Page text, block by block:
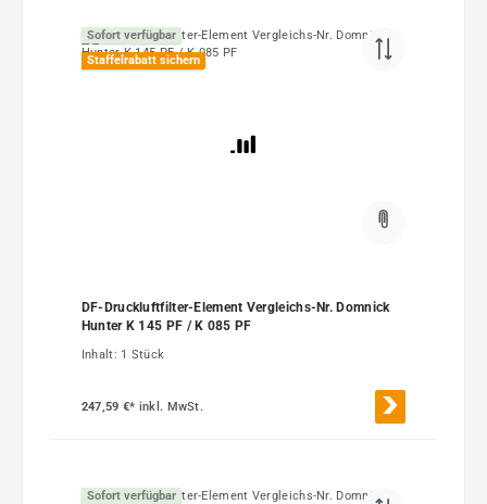
Sofort verfügbar
Staffelrabatt sichern
DF-Druckluftfilter-Element Vergleichs-Nr. Domnick
Hunter K 145 PF / K 085 PF
Inhalt: 1 Stück
247,59 €* inkl. MwSt.
Sofort verfügbar